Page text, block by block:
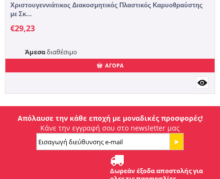
Χριστουγεννιάτικος Διακοσμητικός Πλαστικός Καρυοθραύστης
με Σκ...
€29,23
Άμεσαδιαθέσιμο
ΑΓΟΡΑ
Απόλαυσε την κάθε εποχή με μοναδικές προσφορές!
Κάνε την εγγραφή σου στο newsletter μας
Δωρεάν έξοδα αποστολής για